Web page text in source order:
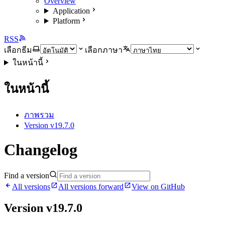
Application
Platform
RSS
เลือกธีม
เลือกภาษา
ในหน้านี้
ในหน้านี้
ภาพรวม
Version v19.7.0
Changelog
Find a version
All versions
All versions forward View on GitHub
Version v19.7.0